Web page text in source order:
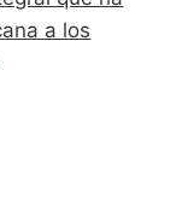
a los